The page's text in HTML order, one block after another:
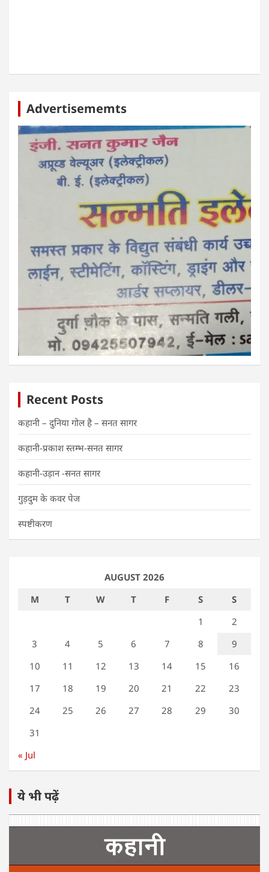
Advertisememts
Recent Posts
कहानी – दुनिया गोल है – सनत सागर
कहानी-प्रकाश स्तम्भ-सनत सागर
कहानी-उड़ान -सनत सागर
गुड़दुम के कवर पेज
स्पष्टीकरण
AUGUST 2026
M
T W T F S
S
1
2
3
4 5 6 7 8
9
10
11 12 13 14 15
16
17
18 19 20 21 22
23
24
25 26 27 28 29
30
31
« Jul
ये भी पढ़ें